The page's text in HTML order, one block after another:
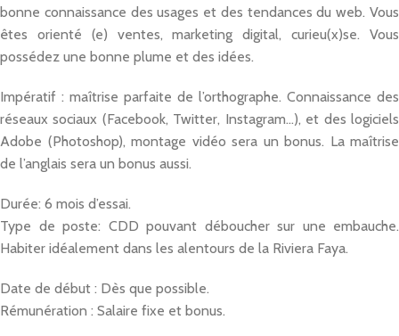
bonne connaissance des usages et des tendances du web. Vous
êtes orienté (e) ventes, marketing digital, curieu(x)se. Vous
possédez une bonne plume et des idées.
Impératif : maîtrise parfaite de l’orthographe. Connaissance des
réseaux sociaux (Facebook, Twitter, Instagram…), et des logiciels
Adobe (Photoshop), montage vidéo sera un bonus. La maîtrise
de l’anglais sera un bonus aussi.
Durée: 6 mois d’essai.
Type de poste: CDD pouvant déboucher sur une embauche.
Habiter idéalement dans les alentours de la Riviera Faya.
Date de début : Dès que possible.
Rémunération : Salaire fixe et bonus.